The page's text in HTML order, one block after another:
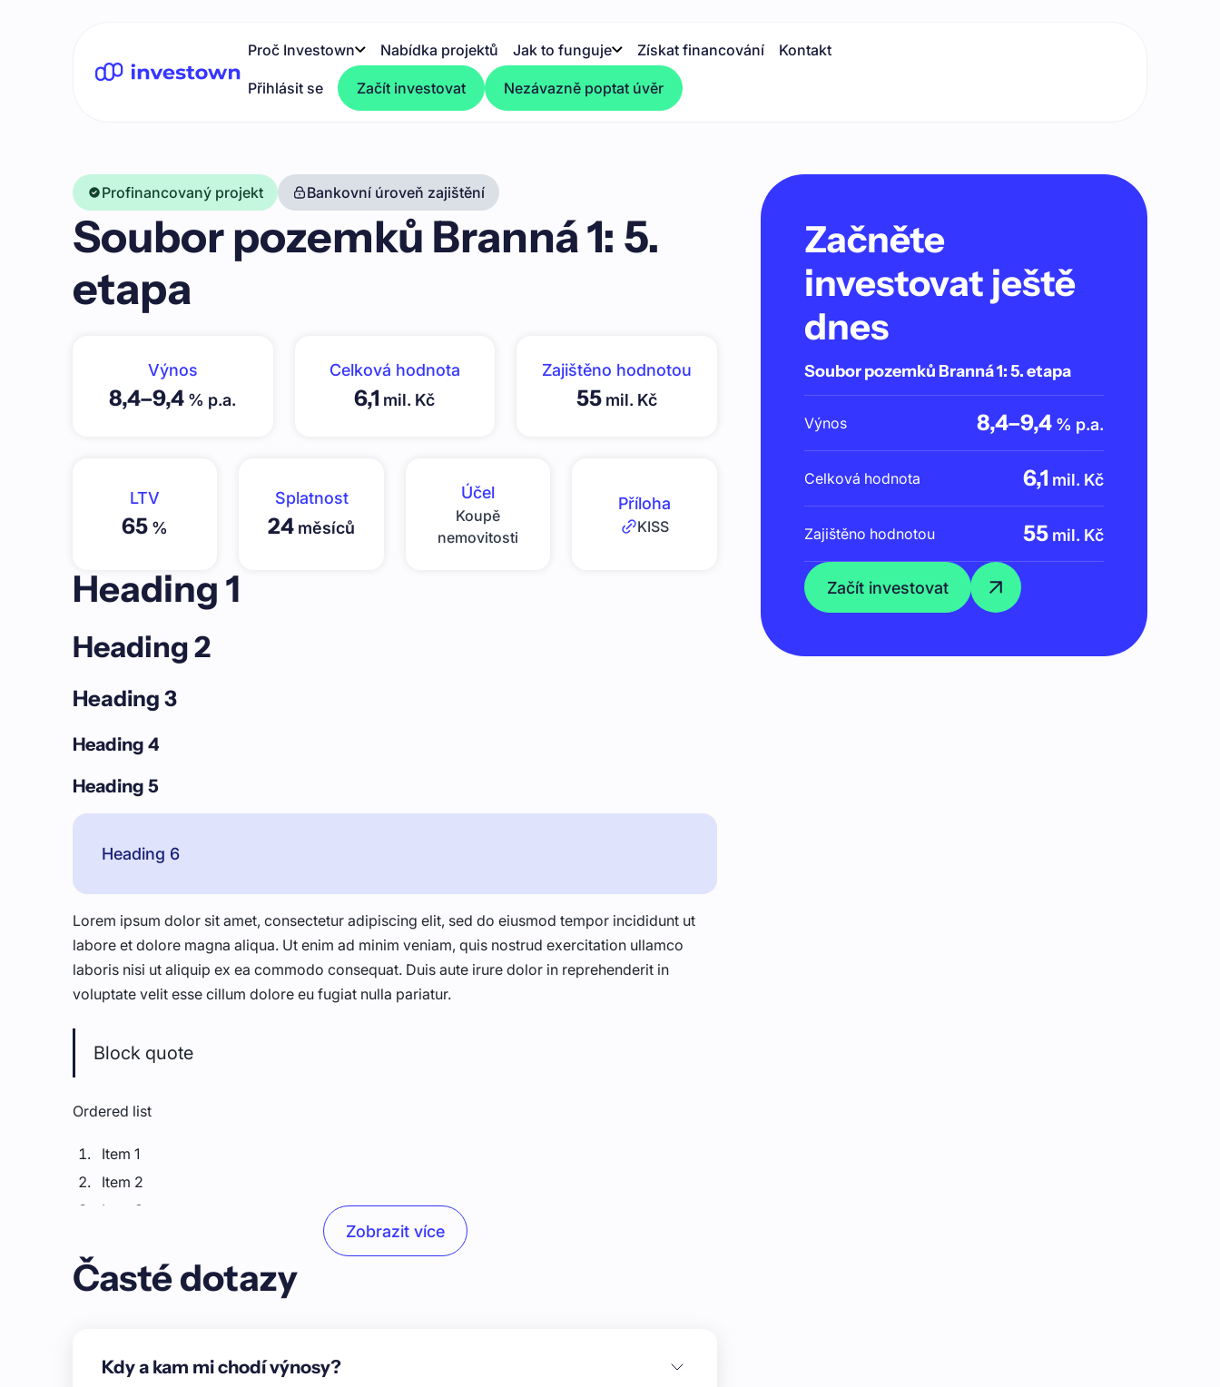
Proč Investown Nabídka projektů Jak to funguje Získat financování Kontakt
Přihlásit se Začít investovat Nezávazně poptat úvěr
Profinancovaný projekt Bankovní úroveň zajištění
Soubor pozemků Branná 1: 5.
etapa
Výnos
8,4–9,4 % p.a.
Celková hodnota
6,1 mil. Kč
Zajištěno hodnotou
55 mil. Kč
LTV
65 %
Splatnost
24 měsíců
Účel
Koupě
nemovitosti
Příloha
KISS
Heading 1
Heading 2
Heading 3
Heading 4
Heading 5
Heading 6
Lorem ipsum dolor sit amet, consectetur adipiscing elit, sed do eiusmod tempor incididunt ut
labore et dolore magna aliqua. Ut enim ad minim veniam, quis nostrud exercitation ullamco
laboris nisi ut aliquip ex ea commodo consequat. Duis aute irure dolor in reprehenderit in
voluptate velit esse cillum dolore eu fugiat nulla pariatur.
Block quote
Ordered list
Item 1
Item 2
Item 3
Item A
Zobrazit více
Časté dotazy
Kdy a kam mi chodí výnosy?
Začněte
investovat ještě
dnes
Soubor pozemků Branná 1: 5. etapa
Výnos 8,4–9,4 % p.a.
Celková hodnota 6,1 mil. Kč
Zajištěno hodnotou 55 mil. Kč
Začít investovat